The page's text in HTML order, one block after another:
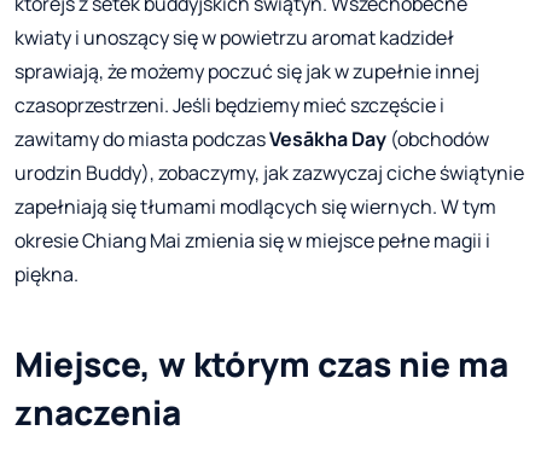
kwiaty i unoszący się w powietrzu aromat kadzideł
sprawiają, że możemy poczuć się jak w zupełnie innej
czasoprzestrzeni. Jeśli będziemy mieć szczęście i
zawitamy do miasta podczasVesākha Day (obchodów
urodzin Buddy), zobaczymy, jak zazwyczaj ciche świątynie
zapełniają się tłumami modlących się wiernych. W tym
okresie Chiang Mai zmienia się w miejsce pełne magii i
piękna.
Miejsce, w którym czas nie ma
znaczenia